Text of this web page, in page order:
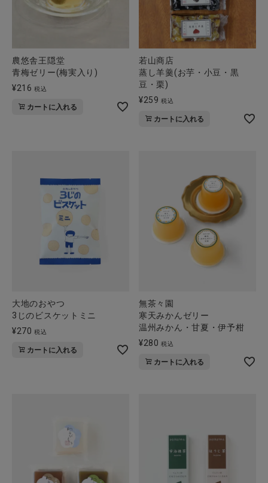
お問い合わせ
ショップリスト
農悠舎王隠堂
青梅ゼリー(梅実入り)
¥216 税込
カートに入れる
若山商店
蒸し羊羹(お芋・小豆・黒
豆・栗)
¥259 税込
カートに入れる
大地のおやつ
3じのビスケットミニ
¥270 税込
カートに入れる
無茶々園
寒天みかんゼリー
温州みかん・甘夏・伊予柑
¥280 税込
カートに入れる